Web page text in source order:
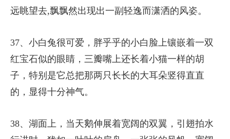
远眺望去,飘飘然出现出一副轻逸而潇洒的风姿。
37、小白兔很可爱，胖乎乎的小白脸上镶嵌着一双
红宝石似的眼睛，三瓣嘴上还长着小猫一样的胡
子，特别是它总把那两只长长的大耳朵竖得直直
的，显得十分神气。
38、湖面上，当天鹅伸展着宽阔的双翼，引翅拍水